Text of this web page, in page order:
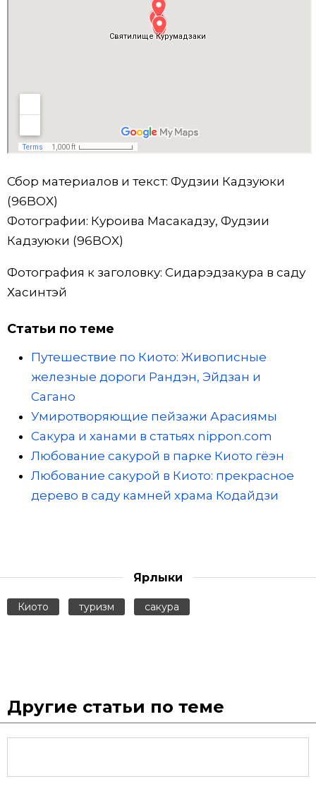
Сбор материалов и текст: Фудзии Кадзуюки
(96BOX)
Фотографии: Куроива Масакадзу, Фудзии
Кадзуюки (96BOX)
Фотография к заголовку: Сидарэдзакура в саду
Хасинтэй
Статьи по теме
Путешествие по Киото: Живописные
железные дороги Рандэн, Эйдзан и
Сагано
Умиротворяющие пейзажи Арасиямы
Сакура и ханами в статьях nippon.com
Любование сакурой в парке Киото гёэн
Любование сакурой в Киото: прекрасное
дерево в саду камней храма Кодайдзи
Ярлыки
Киото туризм сакура
Другие статьи по теме